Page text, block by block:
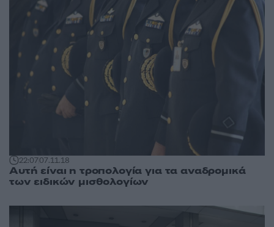
22:0707.11.18
Αυτή είναι η τροπολογία για τα αναδρομικά
των ειδικών μισθολογίων